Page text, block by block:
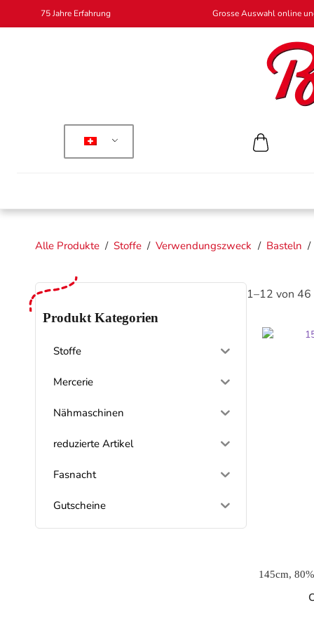
75 Jahre Erfahrung Grosse Auswahl online
Alle Produkte / Stoffe / Verwendungszweck / Basteln /
Produkt Kategorien
Stoffe
Mercerie
Nähmaschinen
reduzierte Artikel
Fasnacht
Gutscheine
1–12 von
145cm,